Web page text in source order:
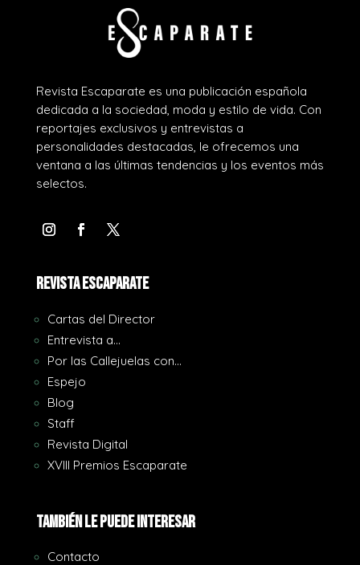
Revista Escaparate es una publicación española
dedicada a la sociedad, moda y estilo de vida. Con
reportajes exclusivos y entrevistas a
personalidades destacadas, le ofrecemos una
ventana a las últimas tendencias y los eventos más
selectos.
REVISTA ESCAPARATE
Cartas del Director
Entrevista a…
Por las Callejuelas con…
Espejo
Blog
Staff
Revista Digital
XVIII Premios Escaparate
También le puede interesar
Contacto